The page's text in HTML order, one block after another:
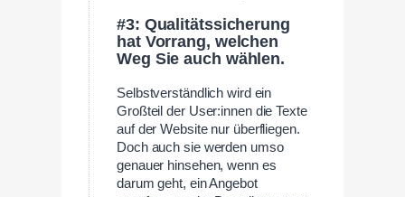
#3: Qualitätssicherung
hat Vorrang, welchen
Weg Sie auch wählen.
Selbstverständlich wird ein
Großteil der User:innen die Texte
auf der Website nur überfliegen.
Doch auch sie werden umso
genauer hinsehen, wenn es
darum geht, ein Angebot